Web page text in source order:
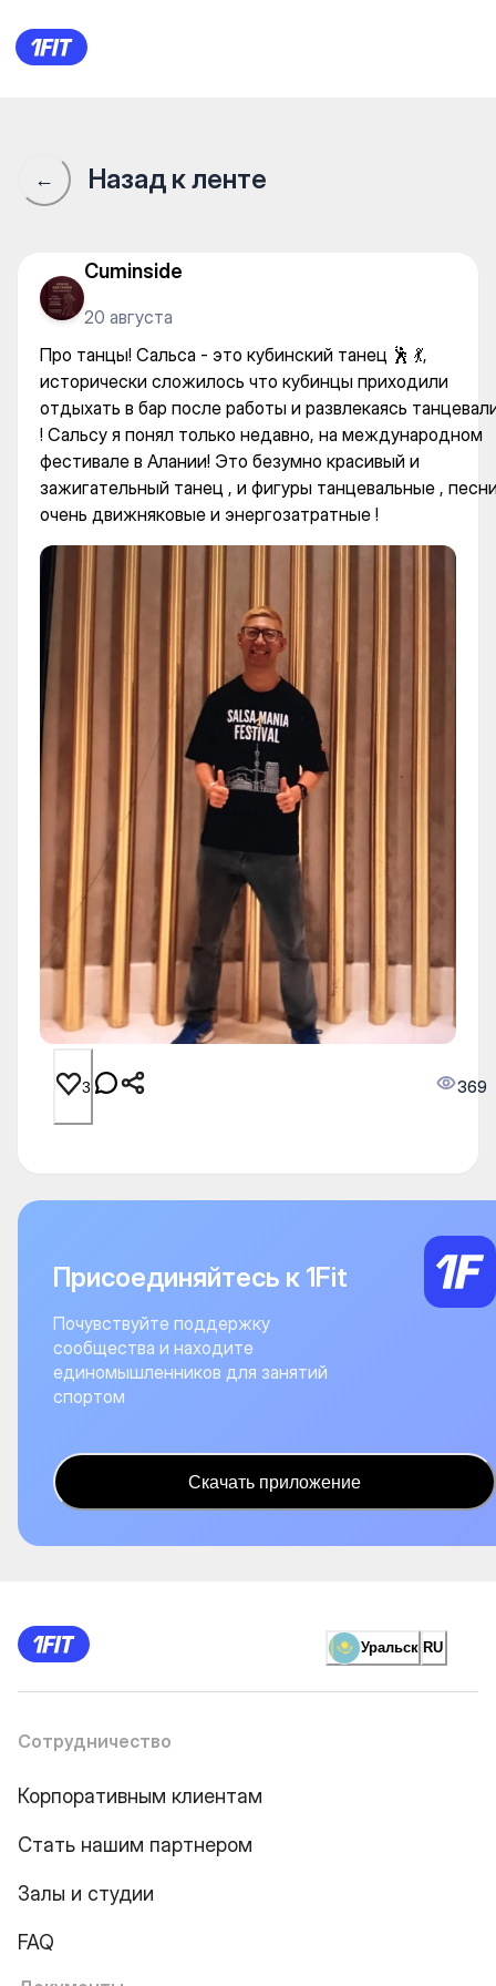
Про танцы! Сальса - это
← Назад к ленте
Cuminside
20 августа
Про танцы! Сальса - это кубинский танец 🕺 💃,
исторически сложилось что кубинцы приходили
отдыхать в бар после работы и развлекаясь
! Сальсу я понял только недавно, на международном
фестивале в Алании! Это безумно красивый и
зажигательный танец , и фигуры танцевальные ,
очень движняковые и энергозатратные !
3 369
Присоединяйтесь к 1Fit
Почувствуйте поддержку
сообщества и находите
единомышленников для занятий
спортом
Скачать приложение
Уральск RU
Сотрудничество
Корпоративным клиентам
Стать нашим партнером
Залы и студии
FAQ